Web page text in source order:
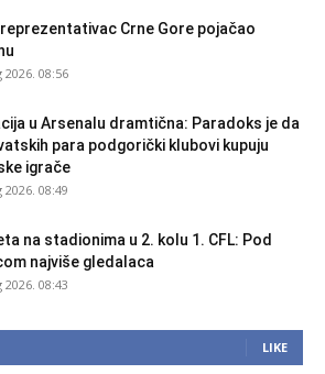
reprezentativac Crne Gore pojačao
2026. 08:56
u Arsenalu dramtična: Paradoks je da
para podgorički klubovi kupuju
igrače
2026. 08:49
na stadionima u 2. kolu 1. CFL: Pod
najviše gledalaca
2026. 08:43
LIKE